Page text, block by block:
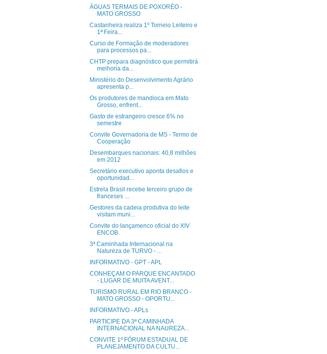
ÁGUAS TERMAIS DE POXORÉO -
MATO GROSSO
Castanheira realiza 1º Torneio Leiteiro e
1ª Feira...
Curso de Formação de moderadores
para processos pa...
CHTP prepara diagnóstico que permitirá
melhoria da...
Ministério do Desenvolvimento Agrário
apresenta p...
Os produtores de mandioca em Mato
Grosso, enfrent...
Gasto de estrangeiro cresce 6% no
semestre
Convite Governadoria de MS - Termo de
Cooperação
Desembarques nacionais: 40,8 milhões
em 2012
Secretário executivo aponta desafios e
oportunidad...
Estrela Brasil recebe terceiro grupo de
franceses ...
Gestores da cadeia produtiva do leite
visitam muni...
Convite do lançamenco oficial do XIV
ENCOB
3ª Caminhada Internacional na
Natureza de TURVO - ...
INFORMATIVO - GPT - APL
CONHEÇAM O PARQUE ENCANTADO
- LUGAR DE MUITA AVENT...
TURISMO RURAL EM RIO BRANCO -
MATO GROSSO - OPORTU...
INFORMATIVO - APLs
PARTICIPE DA 3ª CAMINHADA
INTERNACIONAL NA NAUREZA...
CONVITE 1º FÓRUM ESTADUAL DE
PLANEJAMENTO DA CULTU...